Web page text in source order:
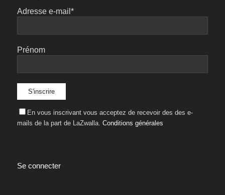
Adresse e-mail*
Prénom
En vous inscrivant vous acceptez de recevoir des des e-
mails de la part de LaZwalla. Conditions générales
Se connecter